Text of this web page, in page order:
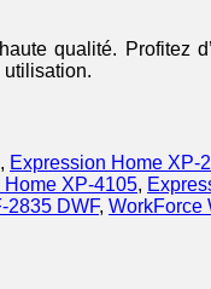
qualité. Profitez
utilisation.
, Expression Home XP-
XP-4105,
2835 DWF, WorkForce